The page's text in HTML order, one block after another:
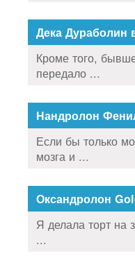
Дека Дураболин
Кроме того,
передало ...
Нандролон
Если бы только
мозга и ...
Оксандролон
Я делала торт на
...